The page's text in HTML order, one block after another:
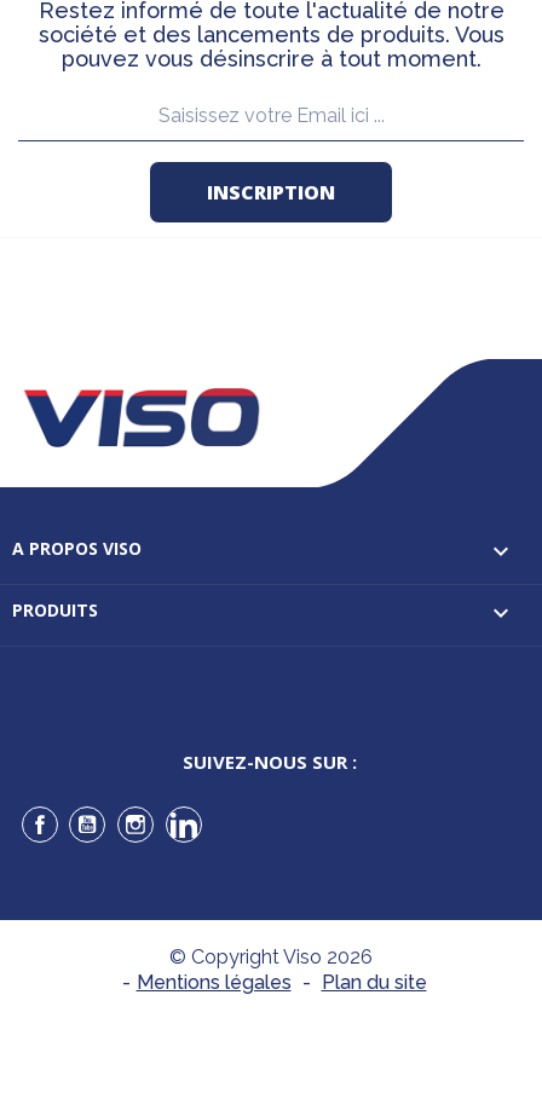
Restez informé de toute l'actualité de notre
société et des lancements de produits. Vous
pouvez vous désinscrire à tout moment.
A PROPOS VISO 
PRODUITS 
SUIVEZ-NOUS SUR :
Facebook
YouTubeInstagramLinkedIn
© Copyright Viso 2026
- Mentions légales - Plan du site